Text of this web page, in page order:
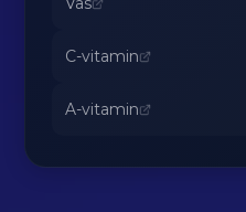
C-vitamin
A-vitamin